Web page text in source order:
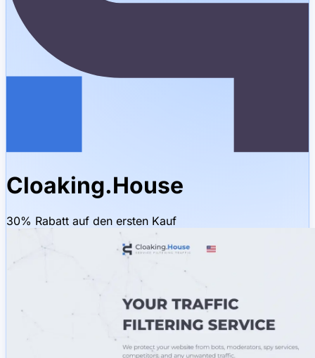
Cloaking.House
30% Rabatt auf den ersten Kauf